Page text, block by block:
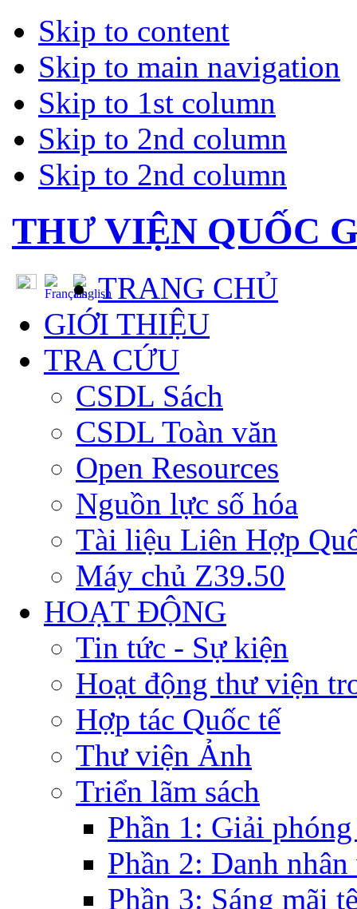
Skip to content
Skip to main navigation
Skip to 1st column
Skip to 2nd column
Skip to 2nd column
THƯ VIỆN QUỐC
TRANG CHỦ
GIỚI THIỆU
TRA CỨU
CSDL Sách
CSDL Toàn văn
Open Resources
Nguồn lực số hóa
Tài liệu Liên Hợp
Máy chủ Z39.50
HOẠT ĐỘNG
Tin tức - Sự kiện
Hoạt động thư viện
Hợp tác Quốc tế
Thư viện Ảnh
Triển lãm sách
Phần 1: Giải
Phần 2: Danh nhân
Phần 3: Sáng mãi